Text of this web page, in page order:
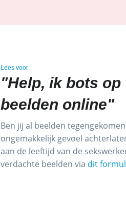
Lees voor
"Help, ik bots op
beelden online"
Ben jij al beelden
ongemakkelijk gevoel
aan de leeftijd van de
verdachte beelden via dit